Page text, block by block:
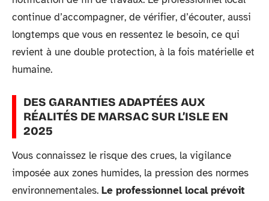
continue d’accompagner, de vérifier, d’écouter, aussi
longtemps que vous en ressentez le besoin, ce qui
revient à une double protection, à la fois matérielle et
humaine.
DES GARANTIES ADAPTÉES AUX
RÉALITÉS DE MARSAC SUR L’ISLE EN
2025
Vous connaissez le risque des crues, la vigilance
imposée aux zones humides, la pression des normes
environnementales. Le professionnel local prévoit